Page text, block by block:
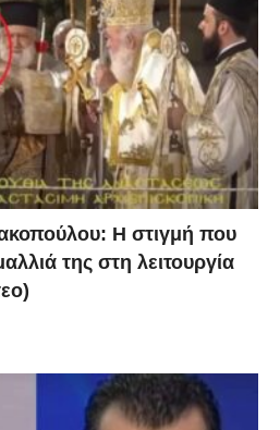
την άνοιξη. Σύμφωνα με τον
η τεράστια πίεση στο
διαθεσιμότητα σε απλές
μόνο τότε μπορούμε να
τα μέτρα.
Η στιγμή που
της στη λειτουργία